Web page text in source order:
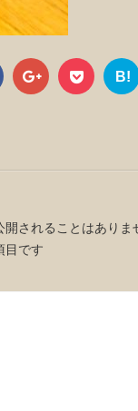
B!
されることはありま
目です